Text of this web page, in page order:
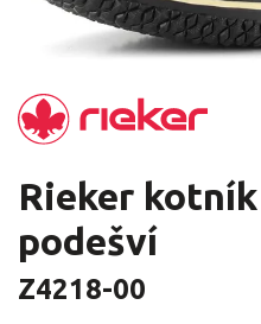
Rieker
podešví
Z4218-00